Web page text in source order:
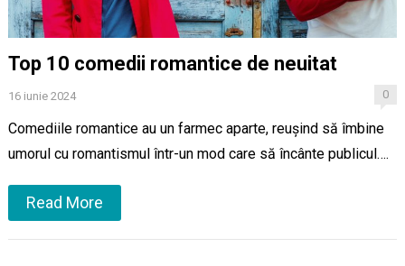
Top 10 comedii romantice de neuitat
16 iunie 2024 0
Comediile romantice au un farmec aparte, reușind să îmbine
umorul cu romantismul într-un mod care să încânte publicul….
Read More